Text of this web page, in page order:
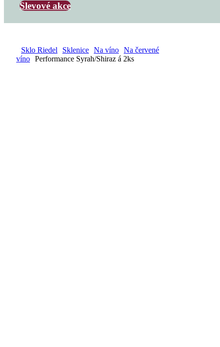
Slevové akce
Sklo Riedel Sklenice Na víno Na červené
víno Performance Syrah/Shiraz á 2ks